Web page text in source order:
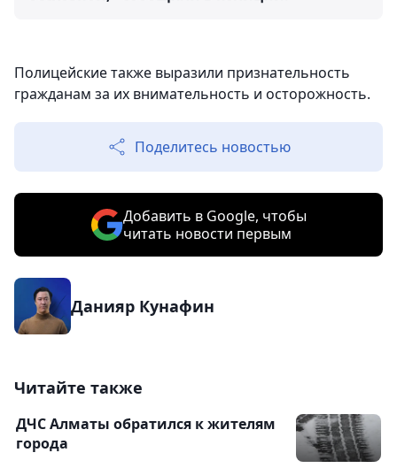
Полицейские также выразили признательность
гражданам за их внимательность и осторожность.
Поделитесь новостью
Добавить в Google, чтобы
читать новости первым
Данияр Кунафин
Читайте также
ДЧС Алматы обратился к жителям
города